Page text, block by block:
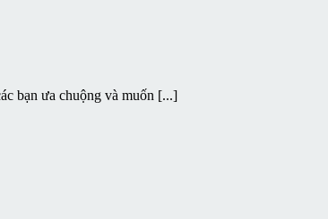
bạn ưa chuộng và muốn [...]